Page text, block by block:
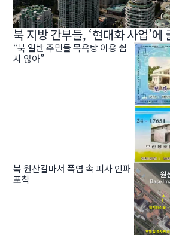
북 지방 간부들, ‘현대화 사업’에
“북 일반 주민들 목욕탕 이용 쉽
지 않아”
북 원산갈마서 폭염 속 피사 인파
포착